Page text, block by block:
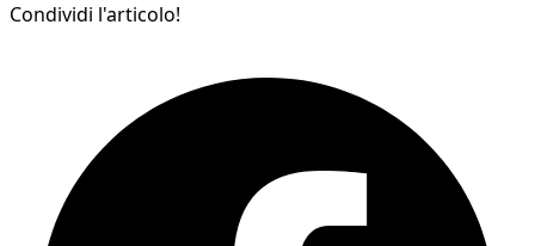
Condividi l'articolo!